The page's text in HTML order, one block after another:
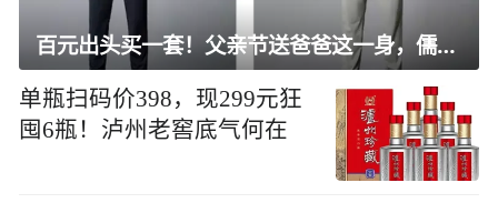
百元出头买一套！父亲节送爸爸这一身，儒雅有型还凉爽
单瓶扫码价398，现299元狂
囤6瓶！泸州老窖底气何在